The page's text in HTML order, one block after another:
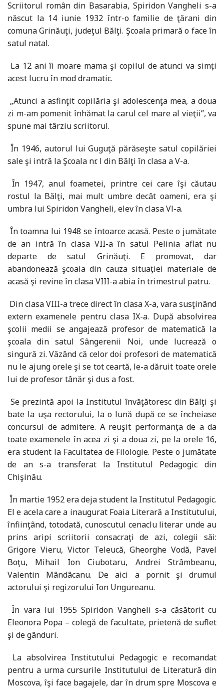
Scriitorul român din Basarabia, Spiridon Vangheli s-a
născut la 14 iunie 1932 într-o familie de ţărani din
comuna Grinăuţi, judeţul Bălţi. Şcoala primară o face în
satul natal.
La 12 ani îi moare mama şi copilul de atunci va simți
acest lucru în mod dramatic.
„Atunci a asfinţit copilăria şi adolescenţa mea, a doua
zi m-am pomenit înhămat la carul cel mare al vieţii”, va
spune mai târziu scriitorul.
În 1946, autorul lui Guguţă părăseşte satul copilăriei
sale şi intră la Şcoala nr. l din Bălţi în clasa a V-a.
Ȋn 1947, anul foametei, printre cei care îşi căutau
rostul la Bălţi, mai mult umbre decât oameni, era şi
umbra lui Spiridon Vangheli, elev în clasa Vl-a.
În toamna lui 1948 se întoarce acasă. Peste o jumătate
de an intră în clasa VII-a în satul Pelinia aflat nu
departe de satul Grinăuţi. E promovat, dar
abandonează şcoala din cauza situației materiale de
acasă şi revine în clasa VIII-a abia în trimestrul patru.
Din clasa VIII-a trece direct în clasa X-a, vara susţinând
extern examenele pentru clasa IX-a. După absolvirea
şcolii medii se angajează profesor de matematică la
şcoala din satul Sângerenii Noi, unde lucrează o
singură zi. Văzând că celor doi profesori de matematică
nu le ajung orele şi se tot ceartă, le-a dăruit toate orele
lui de profesor tânăr şi dus a fost.
Se prezintă apoi la Institutul învăţătoresc din Bălţi şi
bate la uşa rectorului, la o lună după ce se încheiase
concursul de admitere. A reuşit performanța de a da
toate examenele în acea zi şi a doua zi, pe la orele 16,
era student la Facultatea de Filologie. Peste o jumătate
de an s-a transferat la Institutul Pedagogic din
Chişinău.
În martie 1952 era deja student la Institutul Pedagogic.
El e acela care a inaugurat Foaia Literară a Institutului,
înfiinţând, totodată, cunoscutul cenaclu literar unde au
prins aripi scriitorii consacraţi de azi, colegii săi:
Grigore Vieru, Victor Teleucă, Gheorghe Vodă, Pavel
Boţu, Mihail Ion Ciubotaru, Andrei Strâmbeanu,
Valentin Mândâcanu. De aici a pornit şi drumul
actorului şi regizorului Ion Ungureanu.
În vara lui 1955 Spiridon Vangheli s-a căsătorit cu
Eleonora Popa – colegă de facultate, prietenă de suflet
şi de gânduri.
La absolvirea Institutului Pedagogic e recomandat
pentru a urma cursurile Institutului de Literatură din
Moscova, îşi face bagajele, dar în drum spre Moscova e